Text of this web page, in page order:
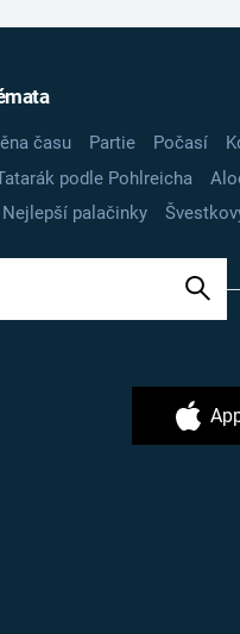
času Partie Počasí
podle Pohlreicha
Nejlepší palačinky